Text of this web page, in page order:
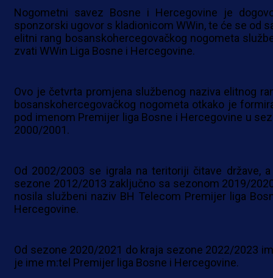
Nogometni savez Bosne i Hercegovine je
sponzorski ugovor s kladionicom WWin, te će se od
elitni rang bosanskohercegovačkog nogometa
zvati WWin Liga Bosne i Hercegovine.
Ovo je četvrta promjena službenog naziva elitnog
bosanskohercegovačkog nogometa otkako je
pod imenom Premijer liga Bosne i Hercegovine u
2000/2001.
Od 2002/2003 se igrala na teritoriji čitave države,
sezone 2012/2013 zaključno sa sezonom 2019/
nosila službeni naziv BH Telecom Premijer liga
Hercegovine.
Od sezone 2020/2021 do kraja sezone 2022/2023
je ime m:tel Premijer liga Bosne i Hercegovine.